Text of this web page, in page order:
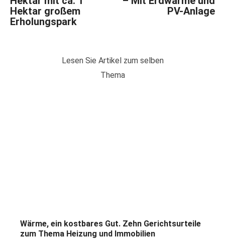
Hektar großem
Erholungspark
PV-Anlage
Lesen Sie Artikel zum selben
Thema
Wärme, ein kostbares Gut. Zehn Gerichtsurteile
zum Thema Heizung und Immobilien